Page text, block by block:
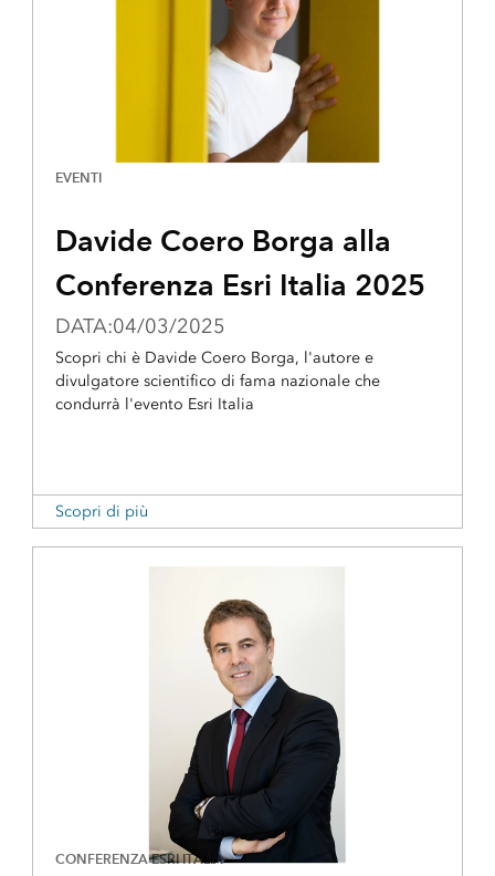
EVENTI
Davide Coero Borga alla
Conferenza Esri Italia 2025
DATA:04/03/2025
Scopri chi è Davide Coero Borga, l'autore e
divulgatore scientifico di fama nazionale che
condurrà l'evento Esri Italia
Scopri di più
CONFERENZA ESRI ITALIA